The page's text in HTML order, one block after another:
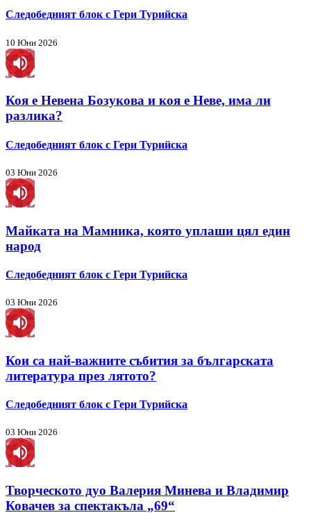
Следобедният блок с Гери Турийска
10 Юни 2026
Коя е Невена Бозукова и коя е Неве, има ли
разлика?
Следобедният блок с Гери Турийска
03 Юни 2026
Майката на Мамника, която уплаши цял един
народ
Следобедният блок с Гери Турийска
03 Юни 2026
Кои са най-важните събития за българската
литература през лятото?
Следобедният блок с Гери Турийска
03 Юни 2026
Творческото дуо Валерия Минева и Владимир
Ковачев за спектакъла „69“